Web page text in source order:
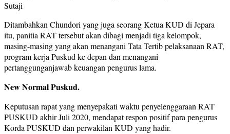
Sutaji
Ditambahkan Chundori yang juga seorang Ketua KUD di Jepara
itu, panitia RAT tersebut akan dibagi menjadi tiga kelompok,
masing-masing yang akan menangani Tata Tertib pelaksanaan RAT,
program kerja Puskud ke depan dan menangani
pertanggunganjawab keuangan pengurus lama.
New Normal Puskud.
Keputusan rapat yang menyepakati waktu penyelenggaraan RAT
PUSKUD akhir Juli 2020, mendapat respon positif para pengurus
Korda PUSKUD dan perwakilan KUD yang hadir.